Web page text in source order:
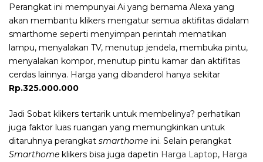
Perangkat ini mempunyai Ai yang bernama Alexa yang
akan membantu klikers mengatur semua aktifitas didalam
smarthome seperti menyimpan perintah mematikan
lampu, menyalakan TV, menutup jendela, membuka pintu,
menyalakan kompor, menutup pintu kamar dan aktifitas
cerdas lainnya. Harga yang dibanderol hanya sekitar
Rp.325.000.000
Jadi Sobat klikers tertarik untuk membelinya? perhatikan
juga faktor luas ruangan yang memungkinkan untuk
ditaruhnya perangkat smarthome ini. Selain perangkat
Smarthome klikers bisa juga dapetin Harga Laptop, Harga